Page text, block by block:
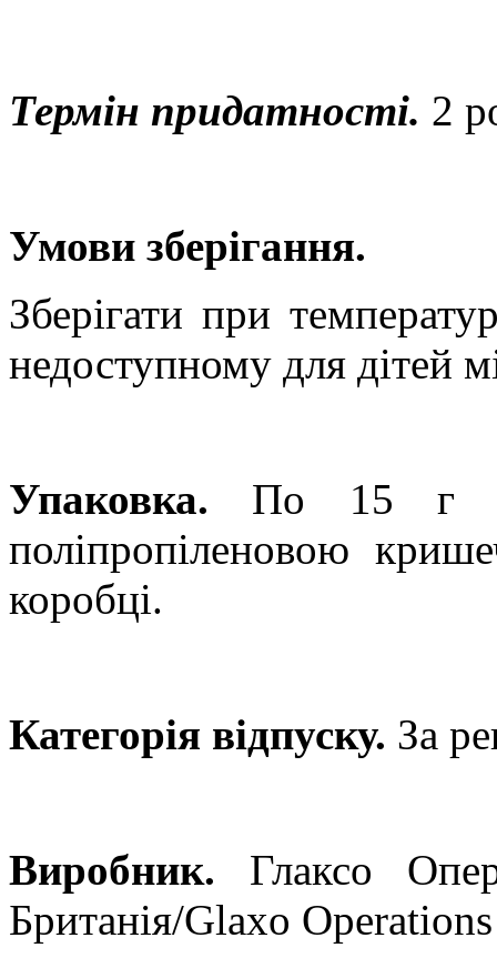
Термін придатності. 2
Умови зберігання.
Зберігати при
недоступному для дітей
Упаковка. По 15 г
поліпропіленовою
коробці.
Категорія відпуску. За
Виробник. Глаксо
Британія/Glaxo Operations